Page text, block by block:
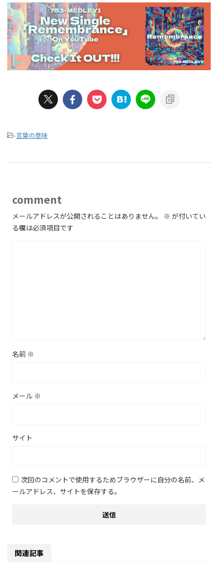
-言葉の意味
comment
メールアドレスが公開されることはありません。 ※ が付いてい
る欄は必須項目です
名前 ※
メール ※
サイト
次回のコメントで使用するためブラウザーに自分の名前、メ
ールアドレス、サイトを保存する。
関連記事